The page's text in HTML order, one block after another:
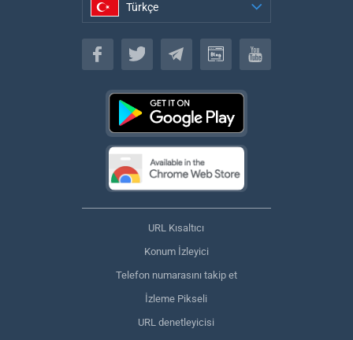
Türkçe
Türkçe
URL Kısaltıcı
Konum İzleyici
Telefon numarasını takip et
İzleme Pikseli
URL denetleyicisi